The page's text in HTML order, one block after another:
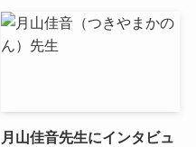
月山佳音先生にインタビュ